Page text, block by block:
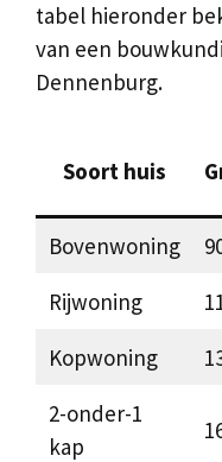
tabel hieronder
van een
Dennenburg.
Soort huis
Bovenwoning
Rijwoning
Kopwoning
2-onder-1
kap